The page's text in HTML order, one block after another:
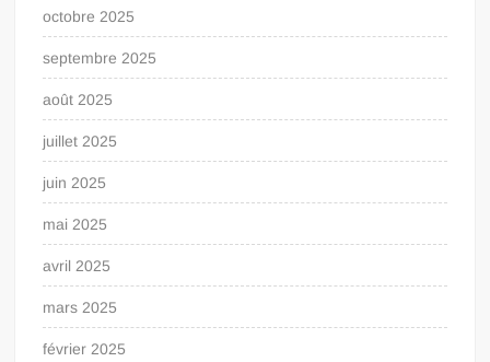
octobre 2025
septembre 2025
août 2025
juillet 2025
juin 2025
mai 2025
avril 2025
mars 2025
février 2025